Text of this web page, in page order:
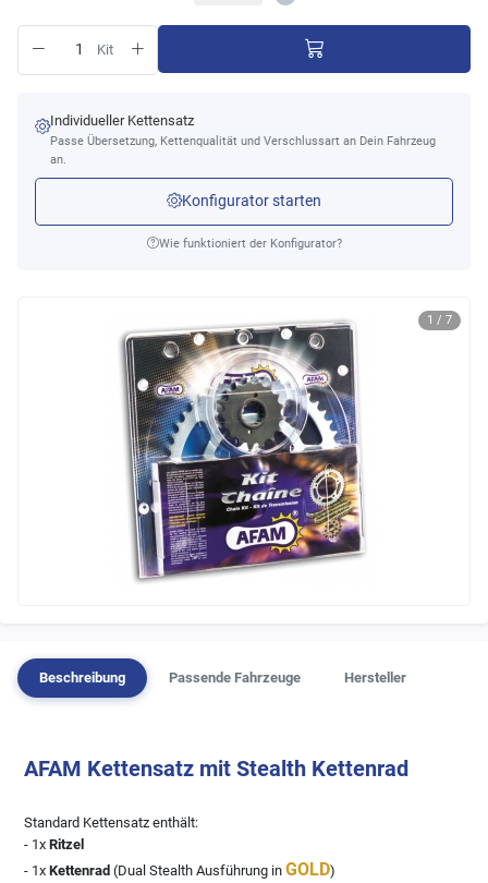
1 / 7
Kit
Individueller Kettensatz
Passe Übersetzung, Kettenqualität und Verschlussart an Dein Fahrzeug
an.
Konfigurator starten
Wie funktioniert der Konfigurator?
Beschreibung Passende Fahrzeuge Hersteller
AFAM Kettensatz mit Stealth Kettenrad
Standard Kettensatz enthält:
- 1x Ritzel
- 1x Kettenrad (Dual Stealth Ausführung in GOLD)